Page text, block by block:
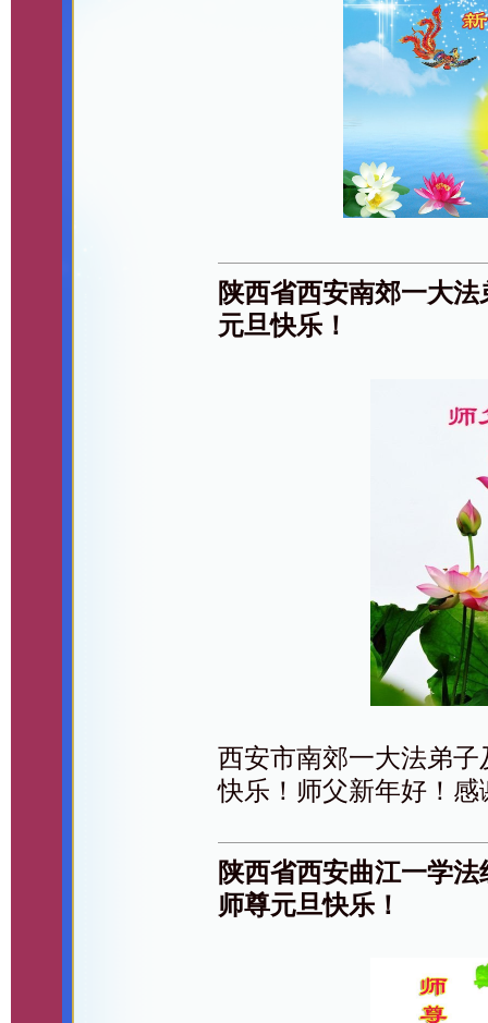
陕西省西安南郊一大
元旦快乐！
西安市南郊一大法弟
快乐！师父新年好！感
陕西省西安曲江一学
师尊元旦快乐！